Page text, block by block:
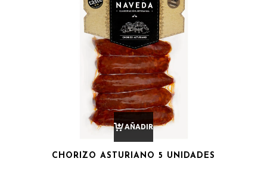
AÑADIR
AL
CHORIZO ASTURIANO 5 UNIDADES